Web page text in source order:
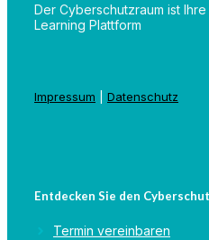
Der Cyberschutzraum ist
Learning Plattform
Impressum Datenschutz
Entdecken Sie den
Termin vereinbaren